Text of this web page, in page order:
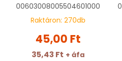
00603008005504601000
Raktáron: 270db
45,00 Ft
35,43 Ft + áfa